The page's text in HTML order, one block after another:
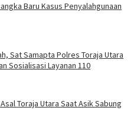
Baru Kasus Penyalahgunaan
Sat Samapta Polres Toraja Utara
Sosialisasi Layanan 110
Toraja Utara Saat Asik Sabung